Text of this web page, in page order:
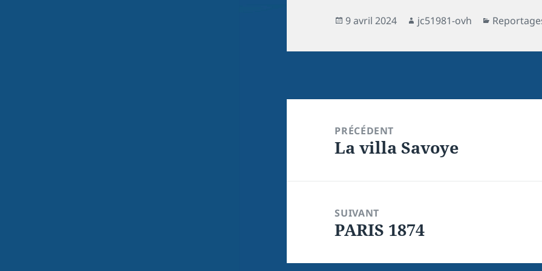
9 avril 2024 jc51981-ovh
PRÉCÉDENT
La villa Savoye
SUIVANT
PARIS 1874